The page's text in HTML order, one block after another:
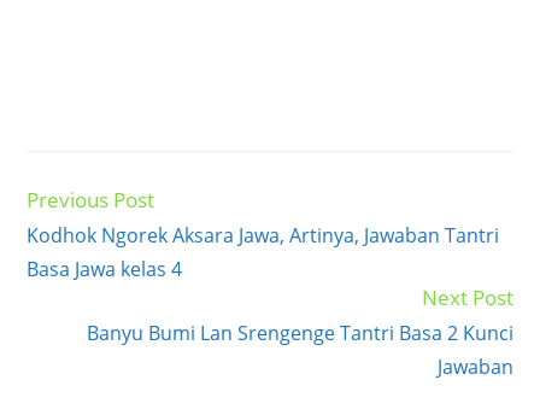
Read
more
articles
Previous Post
Kodhok Ngorek Aksara Jawa, Artinya, Jawaban Tantri
Basa Jawa kelas 4
Next Post
Banyu Bumi Lan Srengenge Tantri Basa 2 Kunci
Jawaban